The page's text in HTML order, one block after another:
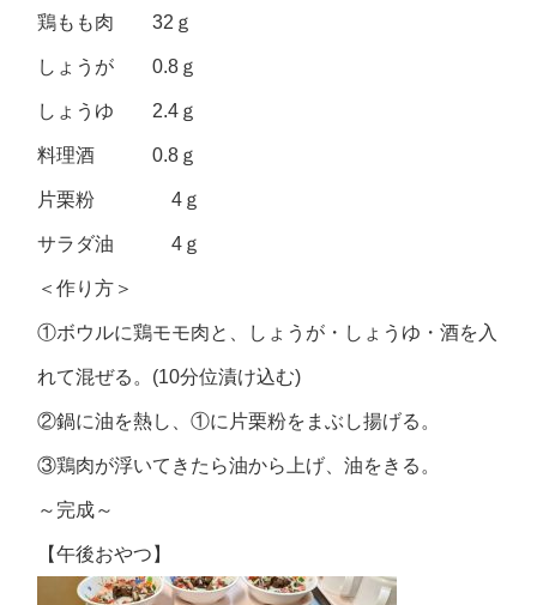
鶏もも肉 32ｇ
しょうが 0.8ｇ
しょうゆ 2.4ｇ
料理酒 0.8ｇ
片栗粉 4ｇ
サラダ油 4ｇ
＜作り方＞
①ボウルに鶏モモ肉と、しょうが・しょうゆ・酒を入
れて混ぜる。(10分位漬け込む)
②鍋に油を熱し、①に片栗粉をまぶし揚げる。
③鶏肉が浮いてきたら油から上げ、油をきる。
～完成～
【午後おやつ】